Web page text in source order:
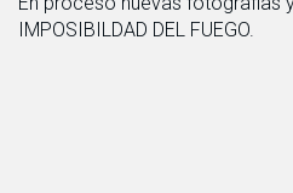
IMPOSIBILDAD DEL FUEGO.